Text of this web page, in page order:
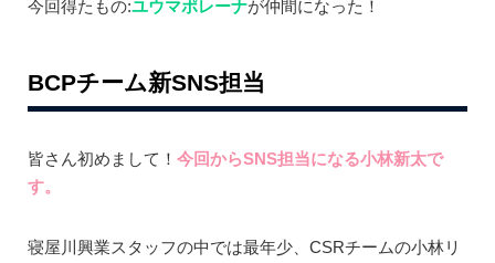
今回得たもの:ユウマポレーナが仲間になった！
BCPチーム新SNS担当
皆さん初めまして！ 今回からSNS担当になる小林新太で
す。
寝屋川興業スタッフの中では最年少、CSRチームの小林リ